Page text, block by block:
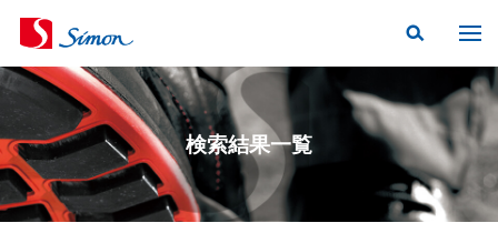
検索結果一覧